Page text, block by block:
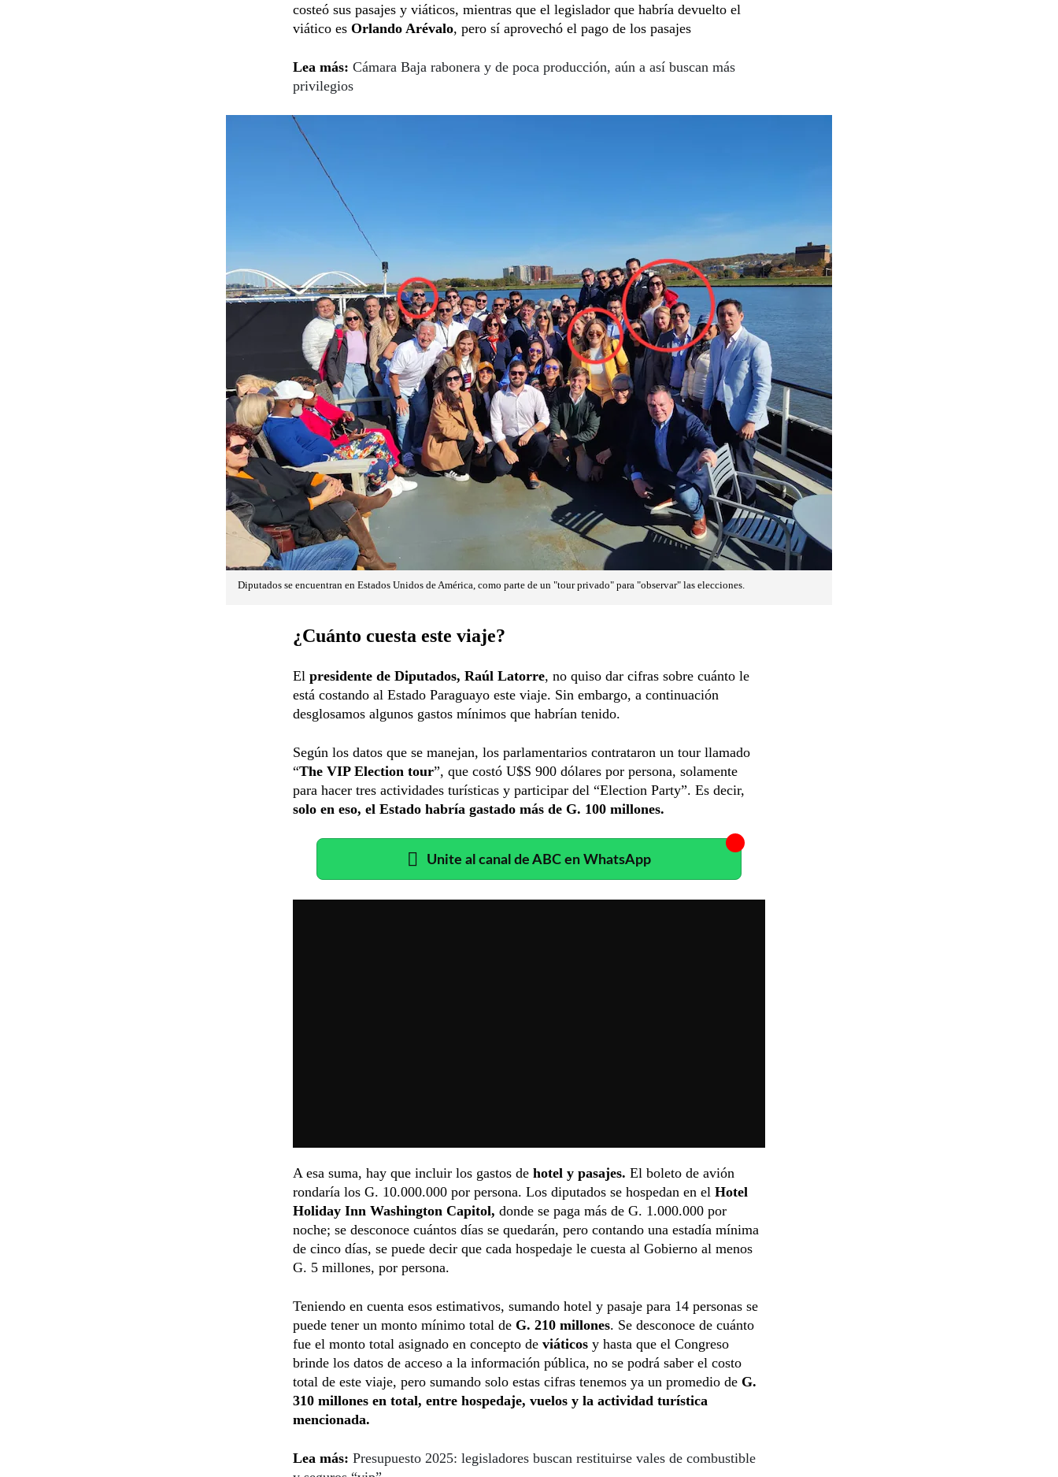
costeó sus pasajes y viáticos, mientras que el legislador que habría devuelto el
viático es Orlando Arévalo, pero sí aprovechó el pago de los pasajes
Lea más: Cámara Baja rabonera y de poca producción, aún a así buscan más
privilegios
Diputados se encuentran en Estados Unidos de América, como parte de un "tour privado" para "observar" las elecciones.
¿Cuánto cuesta este viaje?
El presidente de Diputados, Raúl Latorre, no quiso dar cifras sobre cuánto le
está costando al Estado Paraguayo este viaje. Sin embargo, a continuación
desglosamos algunos gastos mínimos que habrían tenido.
Según los datos que se manejan, los parlamentarios contrataron un tour llamado
“The VIP Election tour”, que costó U$S 900 dólares por persona, solamente
para hacer tres actividades turísticas y participar del “Election Party”. Es decir,
solo en eso, el Estado habría gastado más de G. 100 millones.
Unite al canal de ABC en WhatsApp
A esa suma, hay que incluir los gastos de hotel y pasajes. El boleto de avión
rondaría los G. 10.000.000 por persona. Los diputados se hospedan en el Hotel
Holiday Inn Washington Capitol, donde se paga más de G. 1.000.000 por
noche; se desconoce cuántos días se quedarán, pero contando una estadía mínima
de cinco días, se puede decir que cada hospedaje le cuesta al Gobierno al menos
G. 5 millones, por persona.
Teniendo en cuenta esos estimativos, sumando hotel y pasaje para 14 personas se
puede tener un monto mínimo total de G. 210 millones. Se desconoce de cuánto
fue el monto total asignado en concepto de viáticos y hasta que el Congreso
brinde los datos de acceso a la información pública, no se podrá saber el costo
total de este viaje, pero sumando solo estas cifras tenemos ya un promedio de G.
310 millones en total, entre hospedaje, vuelos y la actividad turística
mencionada.
Lea más: Presupuesto 2025: legisladores buscan restituirse vales de combustible